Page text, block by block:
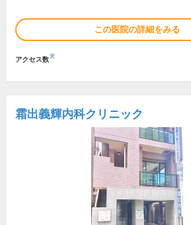
この医院の詳細をみる
アクセス数※
霜出義輝内科クリニック